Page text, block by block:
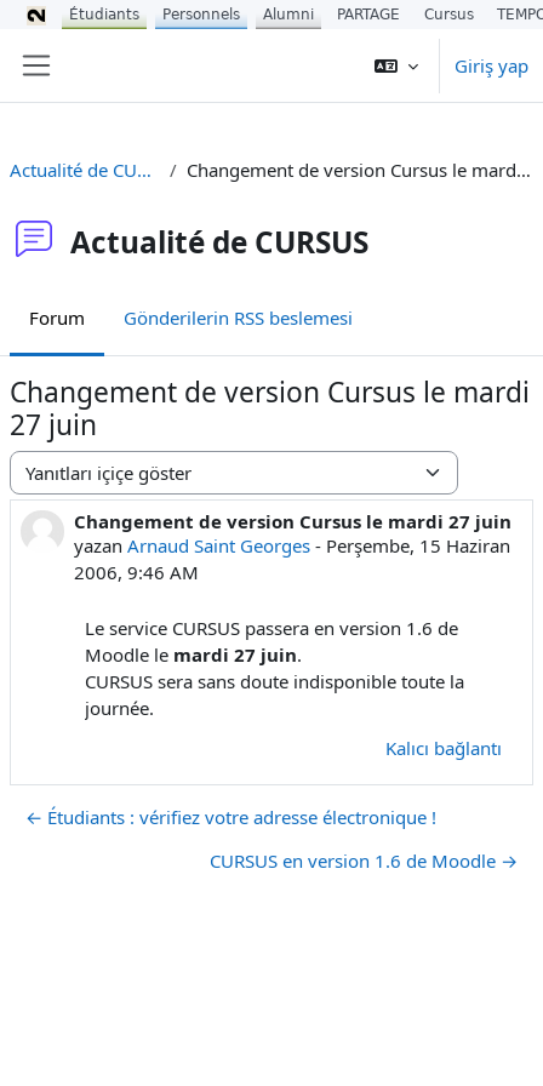
Giriş yap
Actualité de CURSUS Changement de version Cursus le mardi 27 juin
Actualité de CURSUS
Forum Gönderilerin RSS beslemesi
Changement de version Cursus le mardi
27 juin
Görünüm modu
Changement de version Cursus le mardi 27 juin
yazan Arnaud Saint Georges- Perşembe, 15 Haziran
2006, 9:46 AM
Yanıt sayısı: 0
Le service CURSUS passera en version 1.6 de
Moodle le mardi 27 juin.
CURSUS sera sans doute indisponible toute la
journée.
Kalıcı bağlantı
← Étudiants : vérifiez votre adresse électronique !
CURSUS en version 1.6 de Moodle →
Étudiants Personnels Alumni PARTAGE Cursus